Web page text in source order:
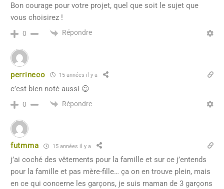
Bon courage pour votre projet, quel que soit le sujet que
vous choisirez !
0 Répondre
perrineco 15 années il y a
c’est bien noté aussi 😉
0 Répondre
futmma 15 années il y a
j’ai coché des vêtements pour la famille et sur ce j’entends
pour la famille et pas mère-fille… ça on en trouve plein, mais
en ce qui concerne les garçons, je suis maman de 3 garçons